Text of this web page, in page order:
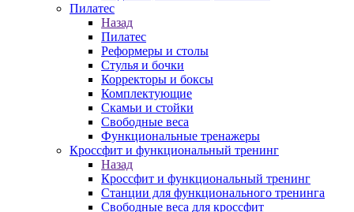
Пилатес
Назад
Пилатес
Реформеры и столы
Стулья и бочки
Корректоры и боксы
Комплектующие
Скамьи и стойки
Свободные веса
Функциональные тренажеры
Кроссфит и функциональный тренинг
Назад
Кроссфит и функциональный тренинг
Станции для функционального тренинга
Свободные веса для кроссфит